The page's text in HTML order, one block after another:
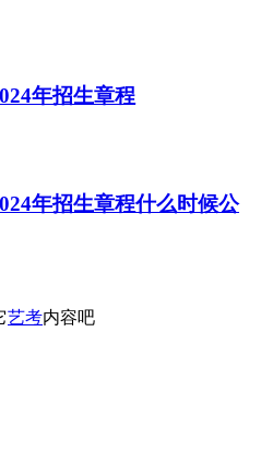
年招生章程
年招生章程什么时候公
艺考内容吧